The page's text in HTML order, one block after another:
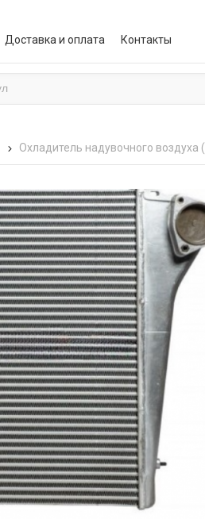
Доставка и оплата Контакты
Охладитель надувочного